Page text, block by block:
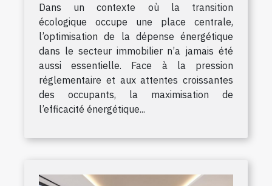
Dans un contexte où la transition
écologique occupe une place centrale,
l’optimisation de la dépense énergétique
dans le secteur immobilier n’a jamais été
aussi essentielle. Face à la pression
réglementaire et aux attentes croissantes
des occupants, la maximisation de
l’efficacité énergétique...